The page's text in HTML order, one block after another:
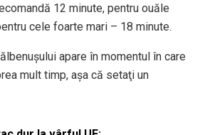
12 minute, pentru ouăle
cele foarte mari – 18 minute.
apare în momentul în care
mult timp, aşa că setaţi un